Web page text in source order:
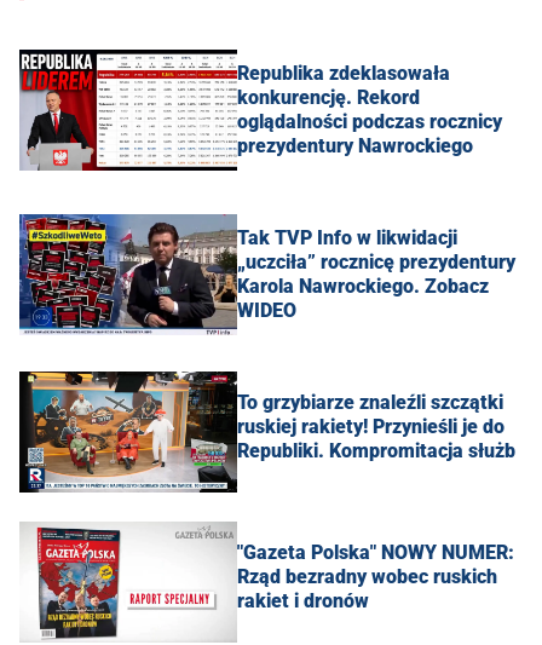
Republika zdeklasowała
konkurencję. Rekord
oglądalności podczas rocznicy
prezydentury Nawrockiego
Tak TVP Info w likwidacji
„uczciła” rocznicę prezydentury
Karola Nawrockiego. Zobacz
WIDEO
To grzybiarze znaleźli szczątki
ruskiej rakiety! Przynieśli je do
Republiki. Kompromitacja służb
"Gazeta Polska" NOWY NUMER:
Rząd bezradny wobec ruskich
rakiet i dronów